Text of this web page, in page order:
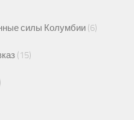
силы Колумбии (6)
(15)